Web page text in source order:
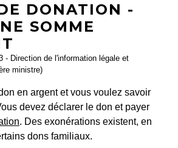
DONATION -
SOMME
- Direction de l'information légale et
ministre)
en argent et vous voulez savoir
devez déclarer le don et payer
. Des exonérations existent, en
dons familiaux.